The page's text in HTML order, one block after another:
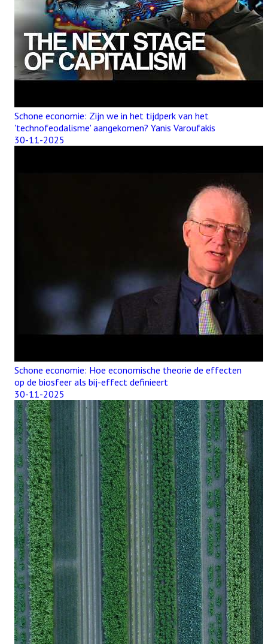
Schone economie: Zijn we in het tijdperk van het
'technofeodalisme' aangekomen? Yanis Varoufakis
30-11-2025
Schone economie: Hoe economische theorie de effecten
op de biosfeer als bij-effect definieert
30-11-2025